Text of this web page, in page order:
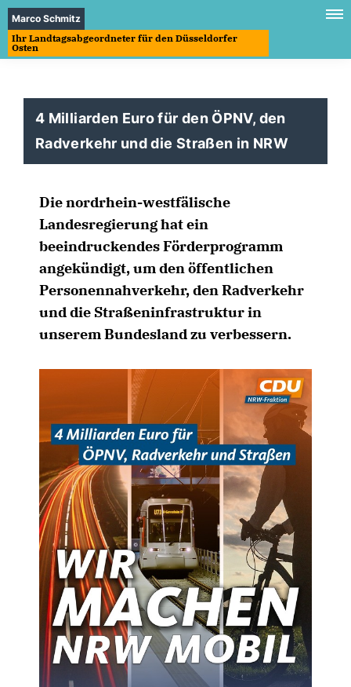
Marco Schmitz
Ihr Landtagsabgeordneter für den Düsseldorfer
Osten
4 Milliarden Euro für den ÖPNV, den
Radverkehr und die Straßen in NRW
Die nordrhein-westfälische
Landesregierung hat ein
beeindruckendes Förderprogramm
angekündigt, um den öffentlichen
Personennahverkehr, den Radverkehr
und die Straßeninfrastruktur in
unserem Bundesland zu verbessern.